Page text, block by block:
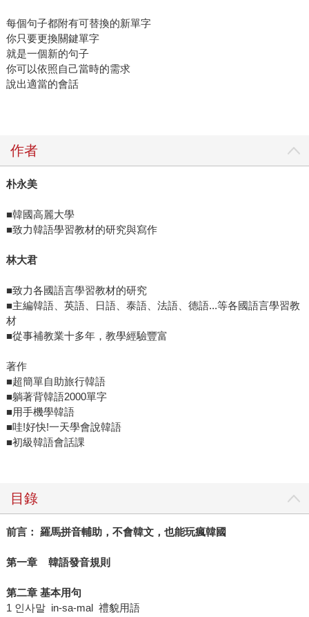
每個句子都附有可替換的新單字
你只要更換關鍵單字
就是一個新的句子
你可以依照自己當時的需求
說出適當的會話
作者
朴永美
■韓國高麗大學
■致力韓語學習教材的研究與寫作
林大君
■致力各國語言學習教材的研究
■主編韓語、英語、日語、泰語、法語、德語...等各國語言學習教
材
■從事補教業十多年，教學經驗豐富
著作
■超簡單自助旅行韓語
■躺著背韓語2000單字
■用手機學韓語
■哇!好快!一天學會說韓語
■初級韓語會話課
目錄
前言： 羅馬拼音輔助，不會韓文，也能玩瘋韓國
第一章 韓語發音規則
第二章 基本用句
1 인사말 in-sa-mal 禮貌用語